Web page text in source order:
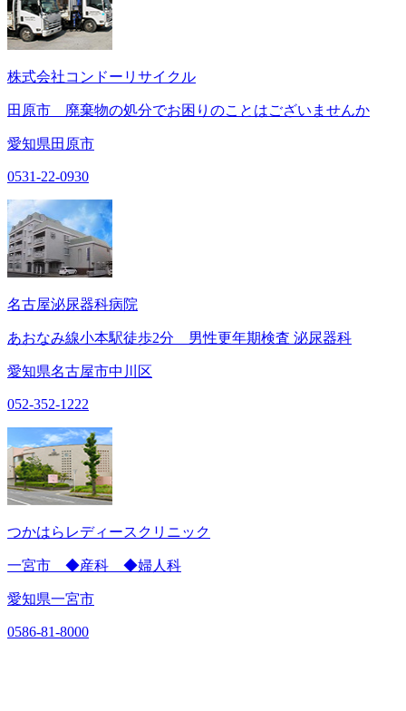
株式会社コンドーリサイクル
田原市 廃棄物の処分でお困りのことはございませんか
愛知県田原市
0531-22-0930
名古屋泌尿器科病院
あおなみ線小本駅徒歩2分 男性更年期検査 泌尿器科
愛知県名古屋市中川区
052-352-1222
つかはらレディースクリニック
一宮市 ◆産科 ◆婦人科
愛知県一宮市
0586-81-8000